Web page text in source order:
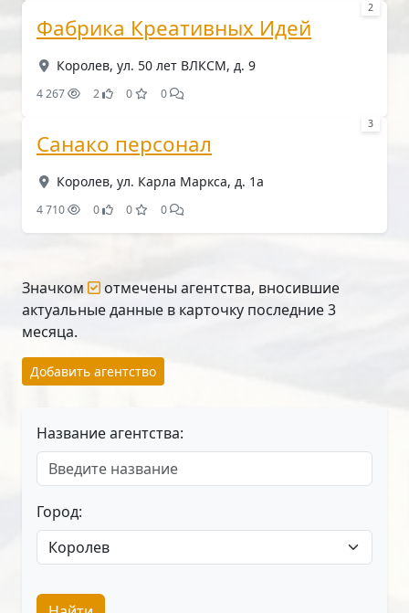
2
Фабрика Креативных Идей
Королев, ул. 50 лет ВЛКСМ, д. 9
4 267 2 0 0
3
Санако персонал
Королев, ул. Карла Маркса, д. 1а
4 710 0 0 0
Значком
отмечены агентства, вносившие
актуальные данные в карточку последние 3
месяца.
Добавить агентство
Название агентства:
Город: